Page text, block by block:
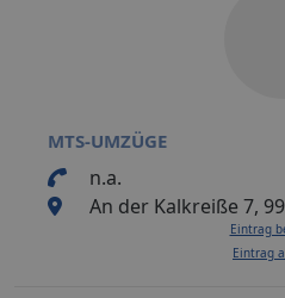
MTS-UMZÜGE
n.a.
An der Kalkreiße 7,
Eintrag
Eintrag